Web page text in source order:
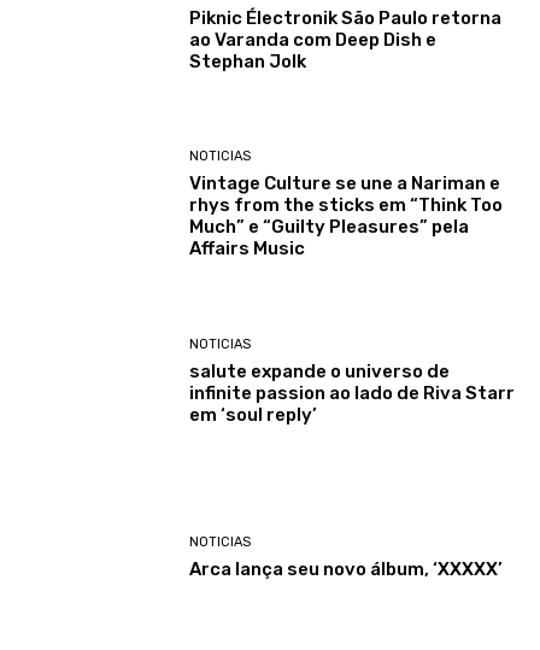
Piknic Électronik São Paulo retorna
ao Varanda com Deep Dish e
Stephan Jolk
NOTICIAS
Vintage Culture se une a Nariman e
rhys from the sticks em “Think Too
Much” e “Guilty Pleasures” pela
Affairs Music
NOTICIAS
salute expande o universo de
infinite passion ao lado de Riva Starr
em ‘soul reply’
NOTICIAS
Arca lança seu novo álbum, ‘XXXXX’